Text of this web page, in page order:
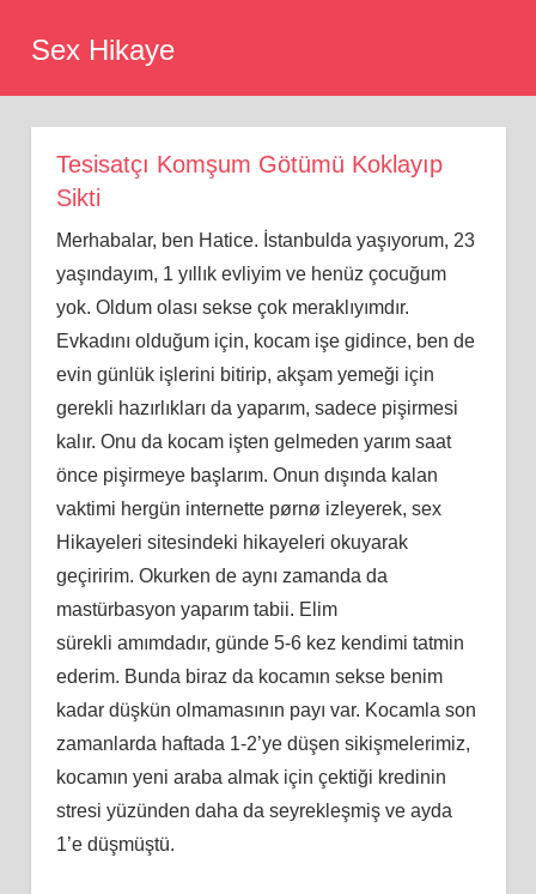
Sex Hikaye
Tesisatçı Komşum Götümü Koklayıp
Sikti
Merhabalar, ben Hatice. İstanbulda yaşıyorum, 23
yaşındayım, 1 yıllık evliyim ve henüz çocuğum
yok. Oldum olası sekse çok meraklıyımdır.
Evkadını olduğum için, kocam işe gidince, ben de
evin günlük işlerini bitirip, akşamyemeği için
gerekli hazırlıkları da yaparım, sadece pişirmesi
kalır. Onu da kocam işten gelmeden yarım saat
önce pişirmeye başlarım. Onun dışında kalan
vaktimi hergün internette pørnø izleyerek, sex
Hikayeleri sitesindeki hikayeleri okuyarak
geçiririm. Okurken de aynı zamanda da
mastürbasyon yaparım tabii. Elim
sürekli amımdadır, günde 5-6 kez kendimi tatmin
ederim. Bunda biraz da kocamın sekse benim
kadar düşkün olmamasının payı var. Kocamla son
zamanlarda haftada 1-2’ye düşen sikişmelerimiz,
kocamın yeni araba almak için çektiği kredinin
stresi yüzünden daha da seyrekleşmiş ve ayda
1’e düşmüştü.